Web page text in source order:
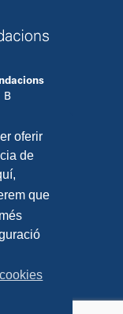
oferir
de
que
B